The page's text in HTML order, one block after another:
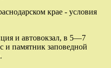
и автовокзал, в 5—7
и памятник заповедной